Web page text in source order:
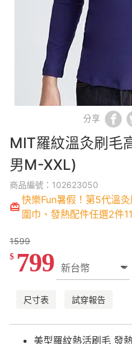
分享
MIT羅紋溫灸刷毛
男M-XXL)
商品編號：102623050
快樂Fun暑假！第5代溫
圍巾、發熱配件任選2件
1599
$ 799
尺寸表 試穿報告
美型羅紋熱活刷毛 發